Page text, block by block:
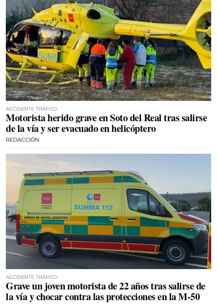
ACCIDENTE TRÁFICO
Motorista herido grave en Soto del Real tras salirse
de la vía y ser evacuado en helicóptero
REDACCIÓN
ACCIDENTE TRÁFICO
Grave un joven motorista de 22 años tras salirse de
la vía y chocar contra las protecciones en la M-50